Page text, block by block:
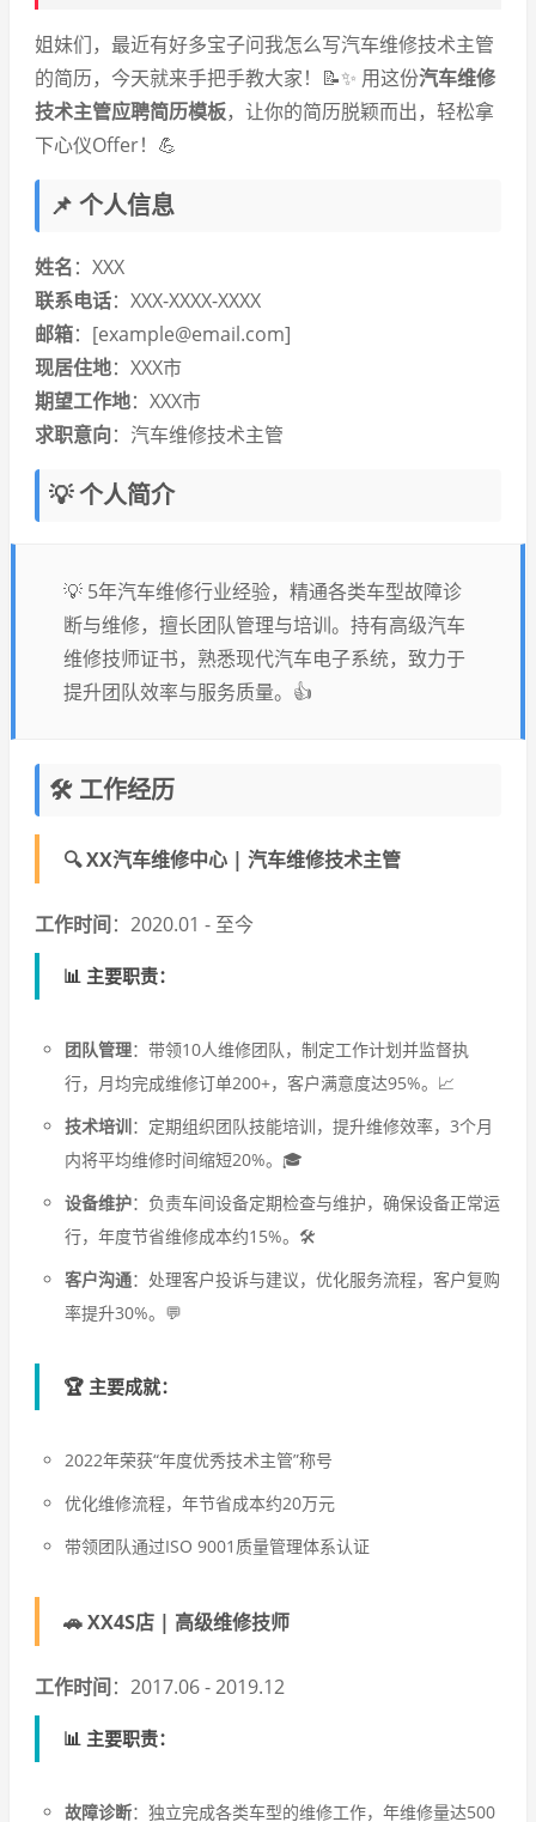
姐妹们，最近有好多宝子问我怎么写汽车维修技术主管
的简历，今天就来手把手教大家！📝✨ 用这份汽车维修
技术主管应聘简历模板，让你的简历脱颖而出，轻松拿
下心仪Offer！💪
📌 个人信息
姓名：XXX
联系电话：XXX-XXXX-XXXX
邮箱：[example@email.com]
现居住地：XXX市
期望工作地：XXX市
求职意向：汽车维修技术主管
💡 个人简介
💡 5年汽车维修行业经验，精通各类车型故障诊
断与维修，擅长团队管理与培训。持有高级汽车
维修技师证书，熟悉现代汽车电子系统，致力于
提升团队效率与服务质量。👍
🛠️ 工作经历
🔍XX汽车维修中心 | 汽车维修技术主管
工作时间：2020.01 - 至今
📊 主要职责：
团队管理：带领10人维修团队，制定工作计划并监督执
行，月均完成维修订单200+，客户满意度达95%。📈
技术培训：定期组织团队技能培训，提升维修效率，3个月
内将平均维修时间缩短20%。🎓
设备维护：负责车间设备定期检查与维护，确保设备正常运
行，年度节省维修成本约15%。🛠️
客户沟通：处理客户投诉与建议，优化服务流程，客户复购
率提升30%。💬
🏆 主要成就：
2022年荣获“年度优秀技术主管”称号
优化维修流程，年节省成本约20万元
带领团队通过ISO 9001质量管理体系认证
🚗XX4S店 | 高级维修技师
工作时间：2017.06 - 2019.12
📊 主要职责：
故障诊断：独立完成各类车型的维修工作，年维修量达500